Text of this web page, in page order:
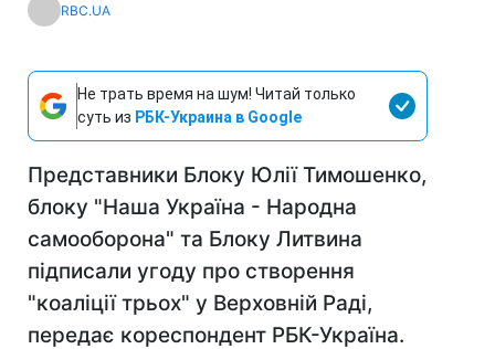
RBC.UA
Не трать время на шум! Читай только
суть из РБК-Украина в Google
Представники Блоку Юлії Тимошенко,
блоку "Наша Україна - Народна
самооборона" та Блоку Литвина
підписали угоду про створення
"коаліції трьох" у Верховній Раді,
передає кореспондент РБК-Україна.